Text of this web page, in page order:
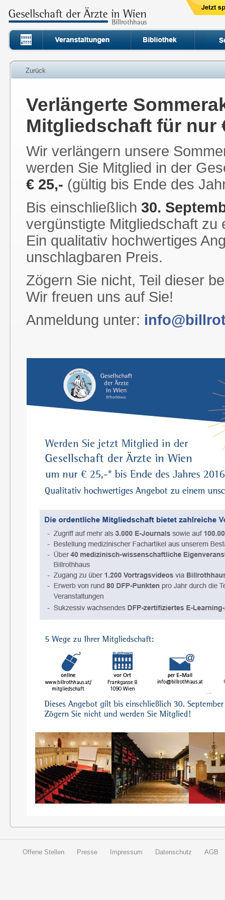
Zurück
Verlängerte
Mitgliedschaft für nur
Wir verlängern unsere
werden Sie Mitglied in der
€ 25,- (gültig bis Ende des
Bis einschließlich30.
vergünstigte Mitgliedschaft zu
Ein qualitativ hochwertiges
unschlagbaren Preis.
Zögern Sie nicht, Teil dieser
Wir freuen uns auf Sie!
Anmeldung unter:
Offene Stellen Presse Impressum Datenschutz AGB